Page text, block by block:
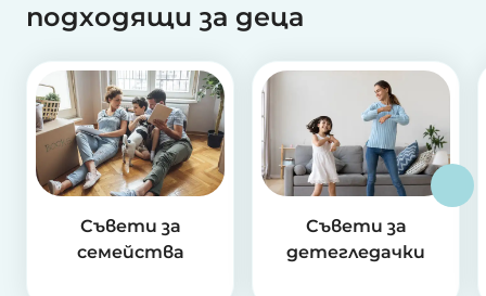
подходящи за деца
Съвети за
семейства
Съвети за
детегледачки